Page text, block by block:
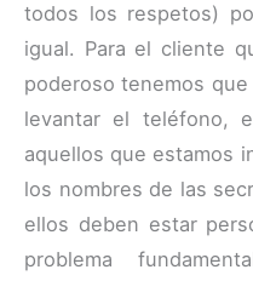
todos los respetos)
igual. Para el cliente
poderoso tenemos
levantar el teléfono,
aquellos que estamos
los nombres de las
ellos deben estar
problema